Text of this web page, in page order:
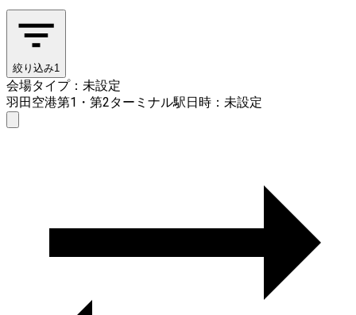
絞り込み1
会場タイプ：未設定
羽田空港第1・第2ターミナル駅日時：未設定